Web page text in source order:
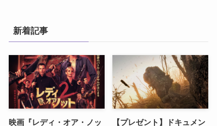
新着記事
映画『レディ・オア・ノッ
【プレゼント】ドキュメン